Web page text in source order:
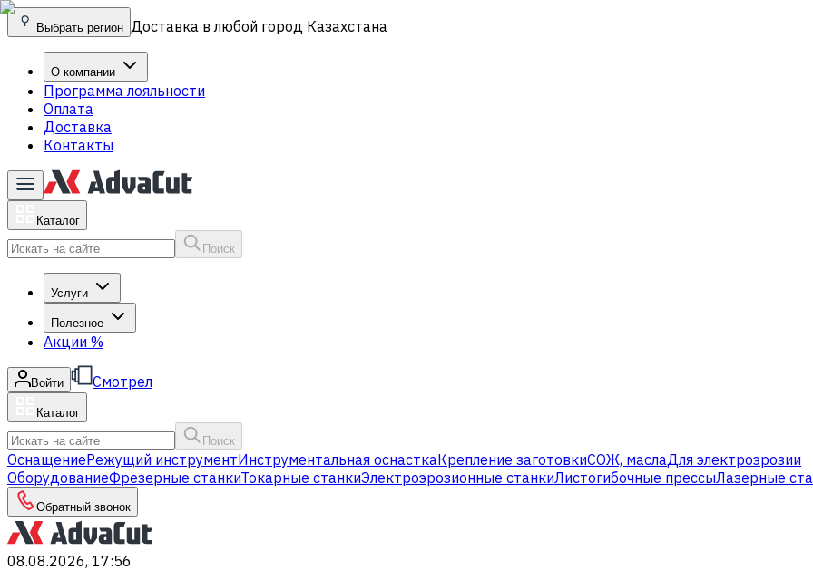
Выбрать регион Доставка в любой город Казахстана
О компании
Программа лояльности
Оплата
Доставка
Контакты
Каталог
Поиск
Услуги
Полезное
Акции %
Войти Смотрел
Каталог
Поиск
ОснащениеРежущий инструментИнструментальная оснасткаКрепление заготовкиСОЖ, маслаДля электроэрозии
ОборудованиеФрезерные станкиТокарные станкиЭлектроэрозионные станкиЛистогибочные прессыЛазерные
Обратный звонок
08.08.2026, 17:56